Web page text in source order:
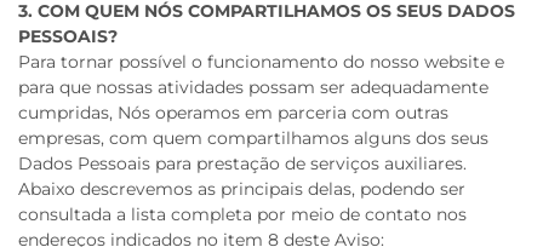
3. COM QUEM NÓS COMPARTILHAMOS OS SEUS DADOS
PESSOAIS?
Para tornar possível o funcionamento do nosso website e
para que nossas atividades possam ser adequadamente
cumpridas, Nós operamos em parceria com outras
empresas, com quem compartilhamos alguns dos seus
Dados Pessoais para prestação de serviços auxiliares.
Abaixo descrevemos as principais delas, podendo ser
consultada a lista completa por meio de contato nos
endereços indicados no item 8 deste Aviso: